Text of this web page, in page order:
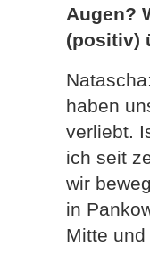
Augen?
(positiv)
haben
verliebt.
ich seit
wir
in
Mitte